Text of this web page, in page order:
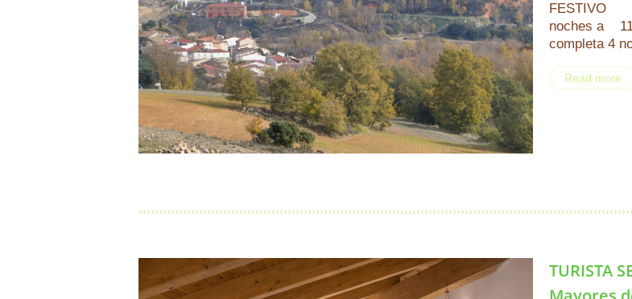
FESTIVO /
noches a
completa 4
Read more
TURISTA